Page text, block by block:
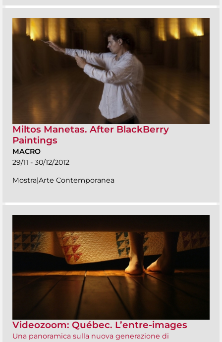
Miltos Manetas. After BlackBerry
Paintings
MACRO
29/11 - 30/12/2012
Mostra|Arte Contemporanea
Videozoom: Québec. L’entre-images
Una panoramica sulla nuova generazione di